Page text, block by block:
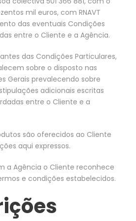
mil euros, com RNAVT
das eventuais Condições
entre o Cliente e a Agência.
das Condições Particulares,
sobre o disposto nas
Gerais prevalecendo sobre
adicionais escritas
entre o Cliente e a
são oferecidos ao Cliente
aqui expressos.
a Agência o Cliente reconhece
e condições estabelecidos.